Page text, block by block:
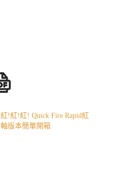
紅!紅!紅! Quick Fire Rapid紅
軸版本簡單開箱